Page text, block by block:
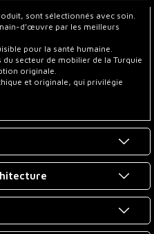
sont sélectionnés avec soin.
d’œuvre par les meilleurs
pour la santé humaine.
secteur de mobilier de la Turquie
originale.
et originale, qui privilégie